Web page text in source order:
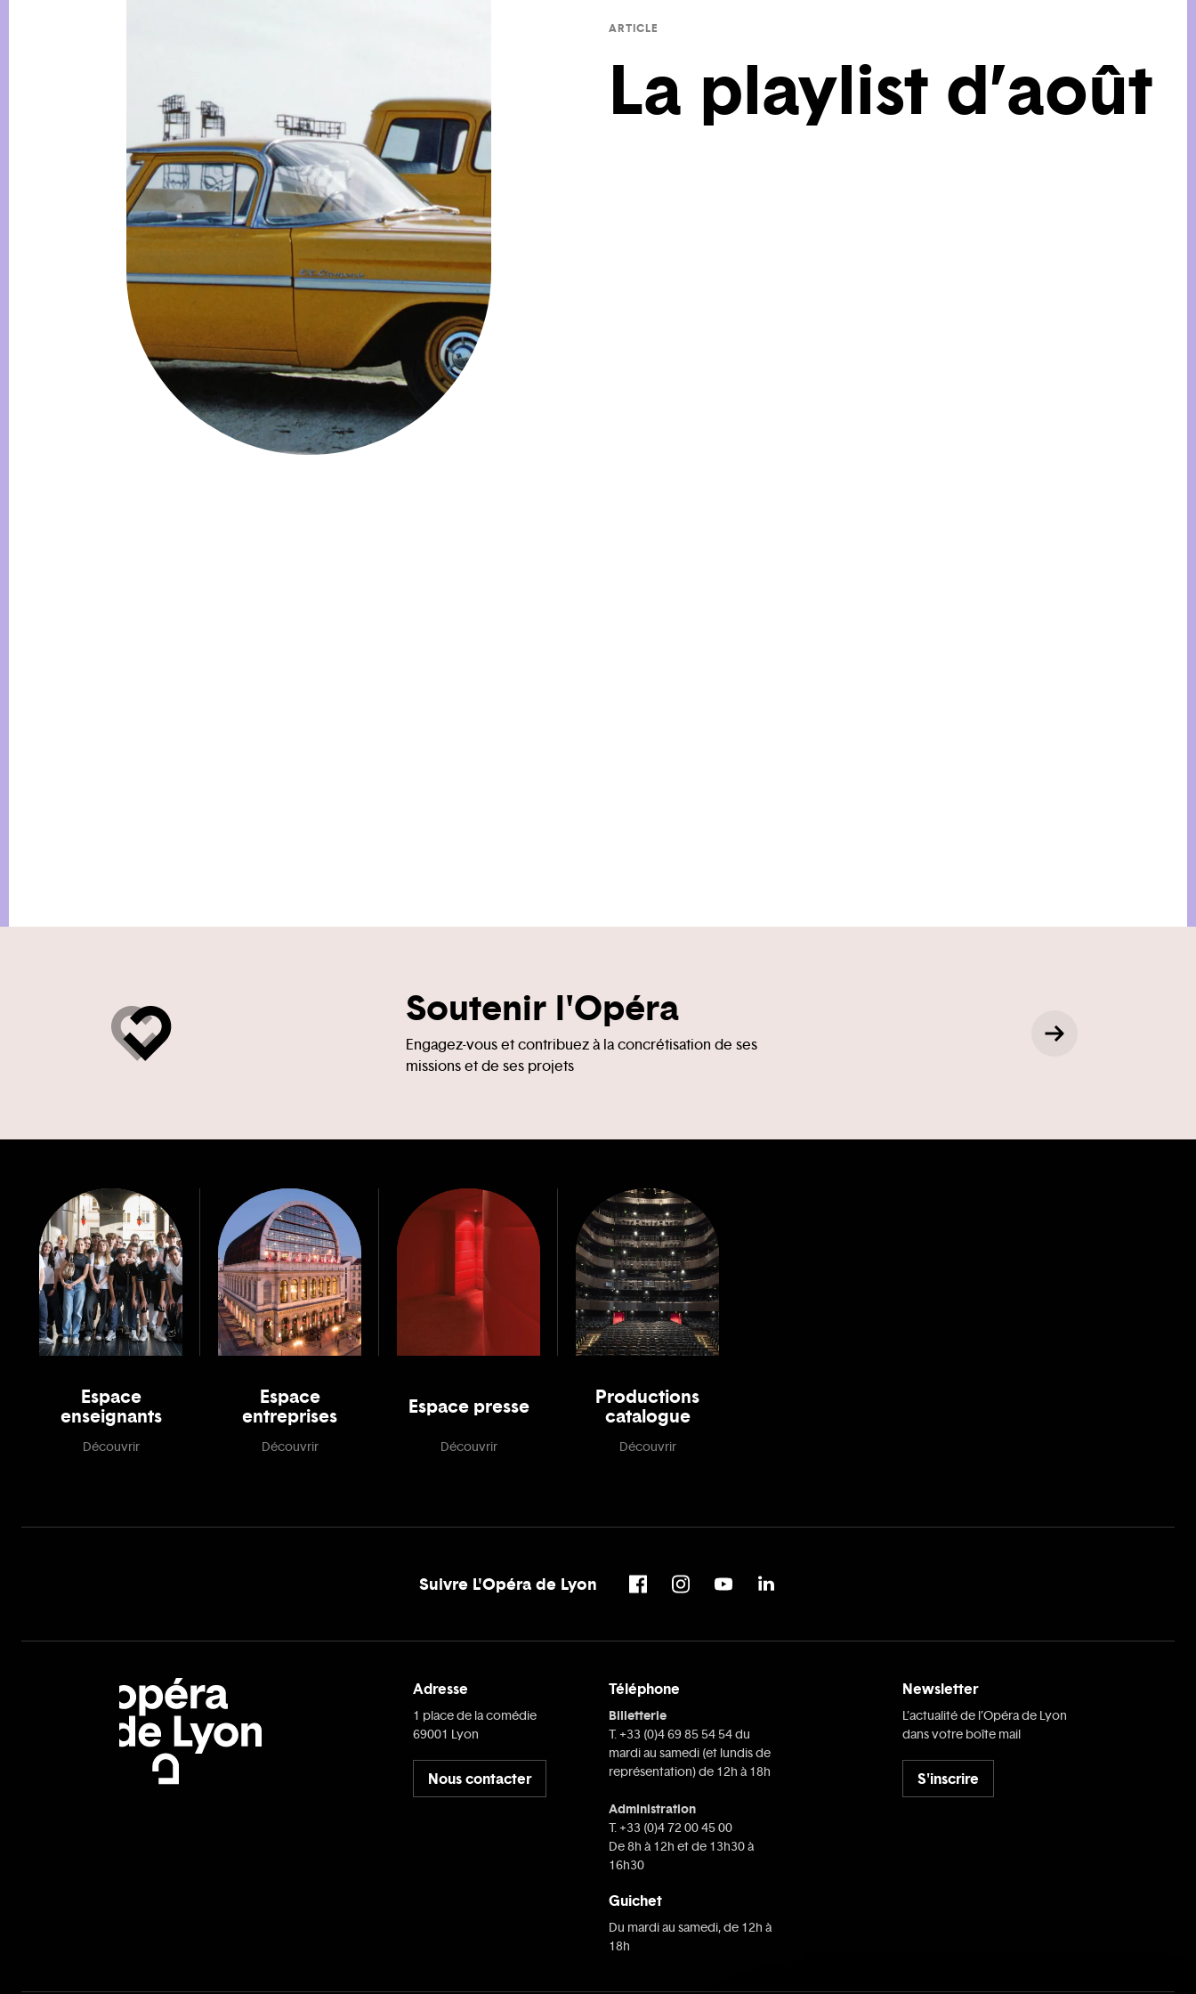
ARTICLE
La playlist d’août
Soutenir l'Opéra
Engagez-vous et contribuez à la concrétisation de ses
missions et de ses projets
Espace
enseignants
Découvrir
Espace
entreprises
Découvrir
Espace presse
Découvrir
Productions
catalogue
Découvrir
Suivre L'Opéra de Lyon
Adresse
1 place de la comédie
69001 Lyon
Nous contacter
Téléphone
Billetterie
T. +33 (0)4 69 85 54 54 du
mardi au samedi (et lundis de
représentation) de 12h à 18h
Administration
T. +33 (0)4 72 00 45 00
De 8h à 12h et de 13h30 à
16h30
Guichet
Du mardi au samedi, de 12h à
18h
Newsletter
L’actualité de l’Opéra de Lyon
dans votre boîte mail
S'inscrire